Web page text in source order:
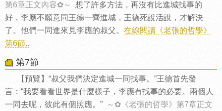
第6章正文內容✿～
想了許多方法，再沒有比進城找事的
好，李應不願意同王德一齊進城，王德死說活說，才解決
了。他們一同進來見李應的叔父。 在線閱讀《老張的哲學》
第6節..
第7節
【預覽】“叔父我們決定進城一同找事。”王德首先發
言：“我要看看世界是什麼樣子，李應有找事的必要。兩個人
一同去呢，彼此有個照應。”
～✿《老張的哲學》第7章正文